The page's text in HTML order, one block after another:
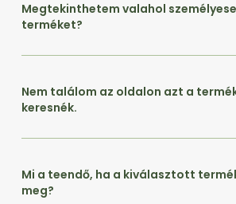
Megtekinthetem valahol
terméket?
Nem találom az oldalon azt a
keresnék.
Mi a teendő, ha a kiválasztott
meg?